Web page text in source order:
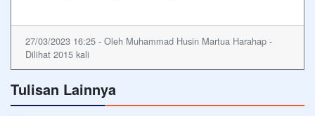
27/03/2023 16:25 - Oleh Muhammad Husin Martua Harahap -
Dilihat 2015 kali
Tulisan Lainnya